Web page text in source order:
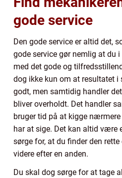
gode service
Den gode service er altid det,
gode service gør nemlig at du
med det gode og
dog ikke kun om at resultatet
godt, men samtidig handler
bliver overholdt. Det handler
bruger tid på at kigge
har at sige. Det kan altid være
sørge for, at du finder den
videre efter en anden.
Du skal dog sørge for at tage